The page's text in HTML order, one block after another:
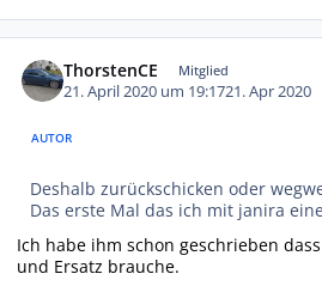
ThorstenCE Mitglied
21. April 2020 um 19:1721. Apr 2020
AUTOR
Deshalb zurückschicken oder
Das erste Mal das ich mit janira
Ich habe ihm schon geschrieben
und Ersatz brauche.